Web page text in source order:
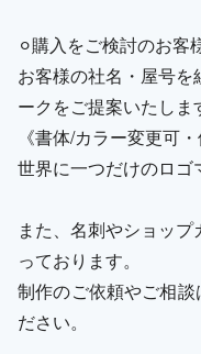
⚪︎購入をご検討のお客
お客様の社名・屋号
ークをご提案いたしま
《書体/カラー変更可
世界に一つだけのロゴ
また、名刺やショッ
っております。
制作のご依頼やご相談
ださい。